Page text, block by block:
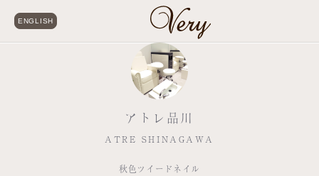
ENGLISH
アトレ品川
ATRE SHINAGAWA
秋色ツイードネイル